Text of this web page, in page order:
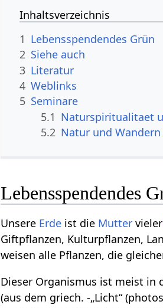
Inhaltsverzeichnis
1 Lebensspendendes Grün
2 Siehe auch
3 Literatur
4 Weblinks
5 Seminare
5.1 Naturspiritualitaet
5.2 Natur und Wandern
Lebensspendendes
Unsere Erde ist die Mutter vieler
Giftpflanzen, Kulturpflanzen,
weisen alle Pflanzen, die
Dieser Organismus ist meist in
(aus dem griech. -„Licht“